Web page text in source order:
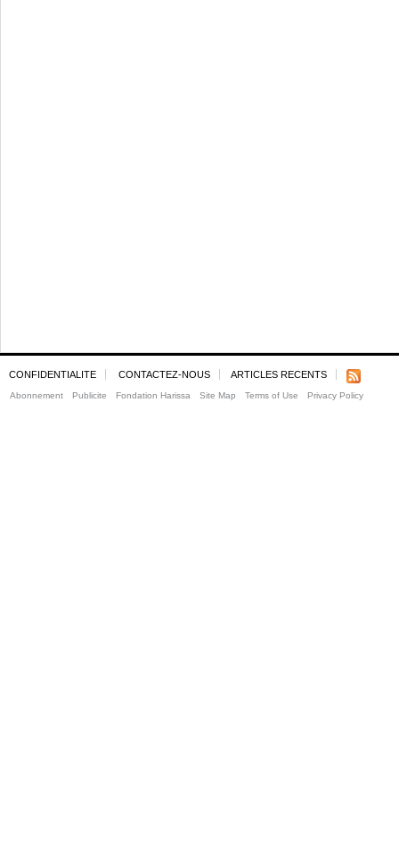
CONFIDENTIALITE CONTACTEZ-NOUS ARTICLES RECENTS
Abonnement Publicite Fondation Harissa Site Map Terms of Use Privacy Policy